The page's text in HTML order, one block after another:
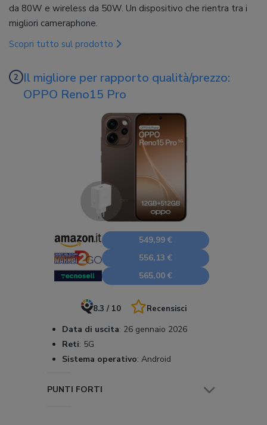
da 80W e wireless da 50W. Un dispositivo che rientra tra i
migliori cameraphone.
Scopri tutto sul prodotto
Il migliore per rapporto qualità/prezzo:
OPPO Reno15 Pro
549,99 €
556,13 €
565,00 €
8.3 / 10 Recensisci
Data di uscita: 26 gennaio 2026
Reti: 5G
Sistema operativo: Android
PUNTI FORTI